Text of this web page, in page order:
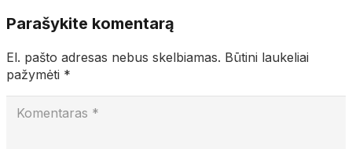
Parašykite komentarą
El. pašto adresas nebus skelbiamas. Būtini laukeliai
pažymėti *